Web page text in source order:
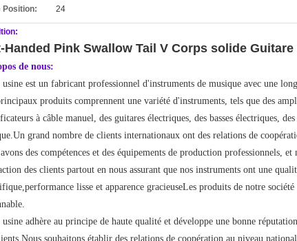
Position: 24
Handed Pink Swallow Tail V Corps solide
de nous:
est un fabricant professionnel d'instruments de musique avec une
produits comprennent une variété d'instruments, tels que des
à câble manuel, des guitares électriques, des basses électriques,
grand nombre de clients internationaux ont des relations de
des compétences et des équipements de production professionnels,
des clients partout en nous assurant que nos instruments ont une
lisse et apparence gracieuseLes produits de notre
adhère au principe de haute qualité et développe une bonne
souhaitons établir des relations de coopération au niveau